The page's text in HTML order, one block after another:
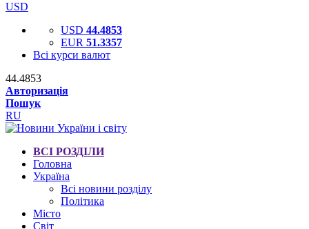
USD
USD 44.4853
EUR 51.3357
Всі курси валют
44.4853
Авторизація
Пошук
RU
ВСІ РОЗДІЛИ
Головна
Україна
Всі новини розділу
Політика
Місто
Світ